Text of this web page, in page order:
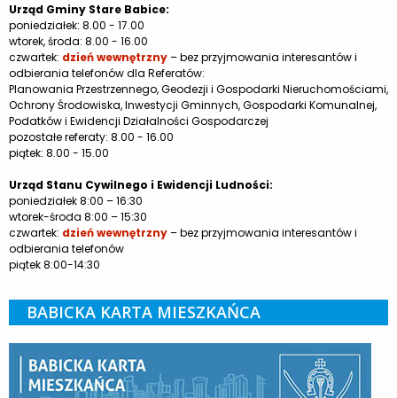
Urząd Gminy Stare Babice:
poniedziałek: 8.00 - 17.00
wtorek, środa: 8.00 - 16.00
czwartek: dzień wewnętrzny– bez przyjmowania interesantów i
odbierania telefonów dla Referatów:
Planowania Przestrzennego, Geodezji i Gospodarki Nieruchomościami,
Ochrony Środowiska, Inwestycji Gminnych, Gospodarki Komunalnej,
Podatków i Ewidencji Działalności Gospodarczej
pozostałe referaty: 8.00 - 16.00
piątek: 8.00 - 15.00
Urząd Stanu Cywilnego i Ewidencji Ludności:
poniedziałek 8:00 – 16:30
wtorek-środa 8:00 – 15:30
czwartek: dzień wewnętrzny– bez przyjmowania interesantów i
odbierania telefonów
piątek 8:00-14:30
BABICKA KARTA MIESZKAŃCA